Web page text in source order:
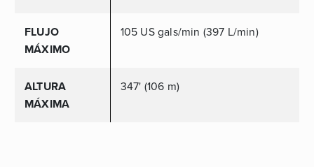
FLUJO
MÁXIMO
105 US gals/min (397 L/min)
ALTURA
MÁXIMA
347' (106 m)